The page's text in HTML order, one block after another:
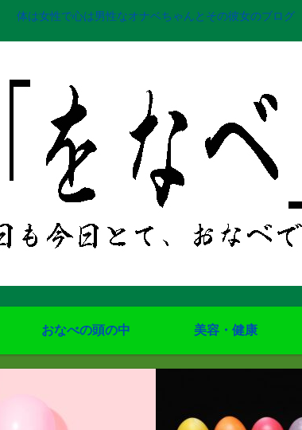
体は女性で心は男性なオナベちゃんとその彼女のブログ
おなべの頭の中 美容・健康